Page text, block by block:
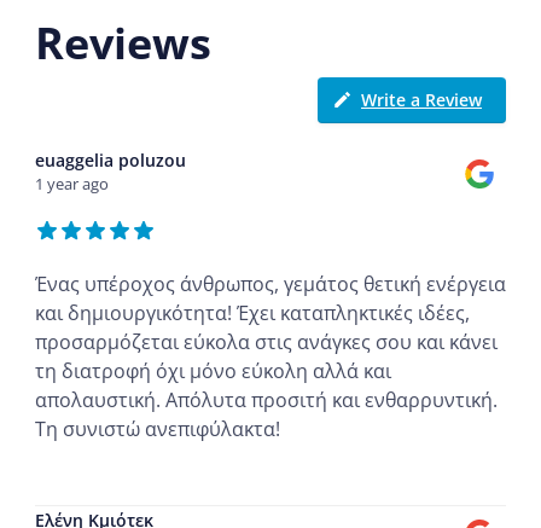
Reviews
Write a Review
euaggelia poluzou
1 year ago
Ένας υπέροχος άνθρωπος, γεμάτος θετική ενέργεια
και δημιουργικότητα! Έχει καταπληκτικές ιδέες,
προσαρμόζεται εύκολα στις ανάγκες σου και κάνει
τη διατροφή όχι μόνο εύκολη αλλά και
απολαυστική. Απόλυτα προσιτή και ενθαρρυντική.
Τη συνιστώ ανεπιφύλακτα!
Ελένη Κμιότεκ